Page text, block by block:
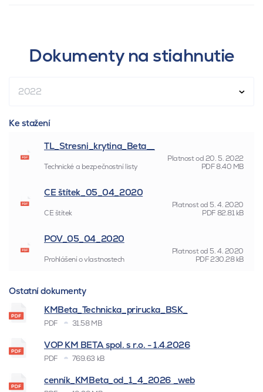
Dokumenty na stiahnutie
2022
Ke stažení
TL_Stresni_krytina_Beta__
Platnost od20. 5. 2022
Technické a bezpečnostní listy
PDF8.40 MB
CE štítek_05_04_2020
Platnost od 5. 4. 2020
CE štítek
PDF82.81 kB
POV_05_04_2020
Platnost od 5. 4. 2020
Prohlášení o vlastnostech
PDF230.28 kB
Ostatní dokumenty
KMBeta_Technicka_prirucka_BSK_
PDF 31.58 MB
VOP KM BETA spol. s r.o. - 1.4.2026
PDF 769.63 kB
cenník_KMBeta_od_1_4_2026 _web